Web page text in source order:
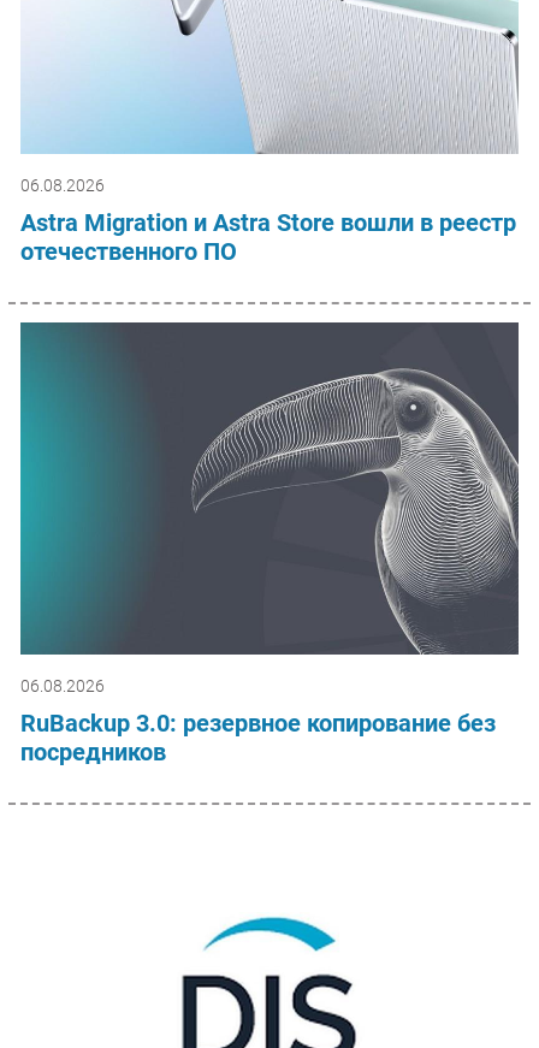
06.08.2026
Astra Migration и Astra Store вошли в реестр
отечественного ПО
06.08.2026
RuBackup 3.0: резервное копирование без
посредников